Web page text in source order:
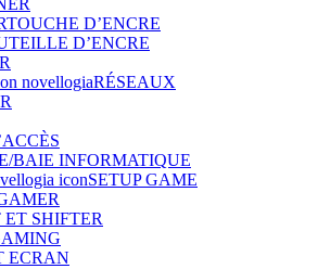
D’ENCRE
D’ENCRE
RÉSEAUX
BAIE INFORMATIQUE
SETUP GAME
SHIFTER
ECRAN